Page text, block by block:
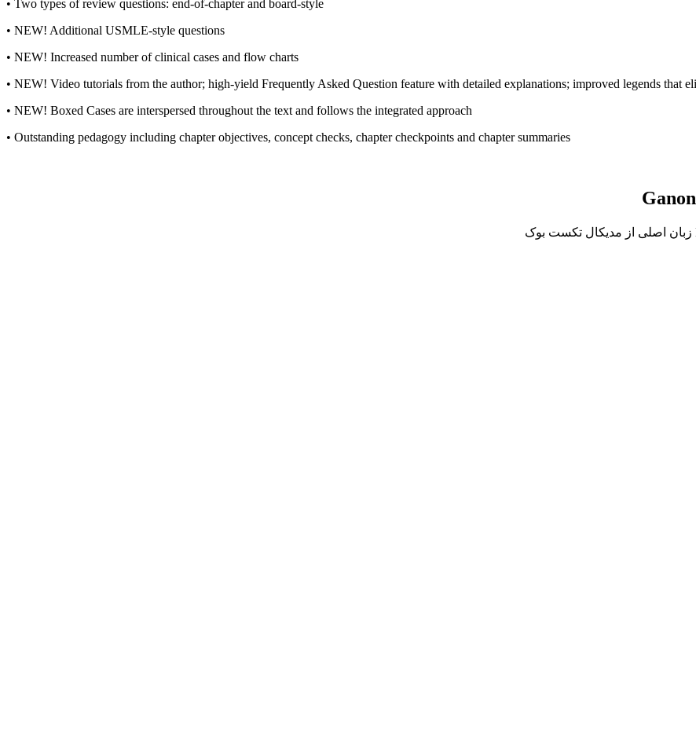
• Two types of review questions: end-of-chapter and board-style
• NEW! Additional USMLE-style questions
• NEW! Increased number of clinical cases and flow charts
• NEW! Video tutorials from the author; high-yield Frequently Asked Question feature with detailed explanations; improved legends that
• NEW! Boxed Cases are interspersed throughout the text and follows the integrated approach
• Outstanding pedagogy including chapter objectives, concept checks, chapter checkpoints and chapter summaries